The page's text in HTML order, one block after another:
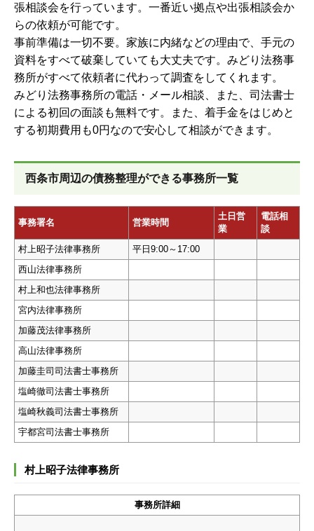
張相談会を行っています。一番近い拠点や出張相談会か
らの依頼が可能です。
事前準備は一切不要。家族に内緒などの理由で、手元の
資料をすべて破棄していても大丈夫です。みどり法務事
務所がすべて依頼者に代わって調査をしてくれます。
みどり法務事務所の電話・メール相談、また、司法書士
による初回の面談も無料です。また、着手金をはじめと
する初期費用も0円なので安心して相談ができます。
西条市周辺の債務整理ができる事務所一覧
事務署名 営業時間
土日営
業
電話相
談
村上昭子法律事務所
平日9:00～17:00
西山法律事務所
村上和也法律事務所
宮内法律事務所
加藤茂法律事務所
高山法律事務所
加藤圭司司法書士事務所
塩崎徹司法書士事務所
塩崎秋義司法書士事務所
宇都宮司法書士事務所
村上昭子法律事務所
事務所詳細